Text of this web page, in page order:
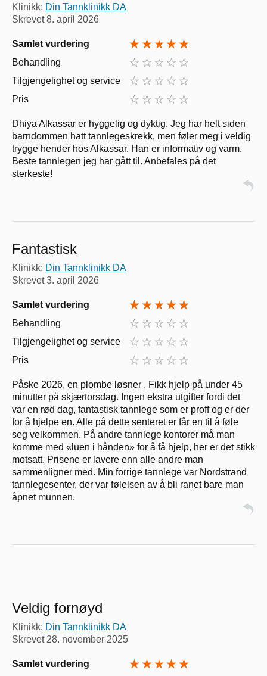
Klinikk: Din Tannklinikk DA
Skrevet8. april 2026
Samlet vurdering
Behandling
Tilgjengelighet og service
Pris
Dhiya Alkassar er hyggelig og dyktig. Jeg har helt siden
barndommen hatt tannlegeskrekk, men føler meg i veldig
trygge hender hos Alkassar. Han er informativ og varm.
Beste tannlegen jeg har gått til. Anbefales på det
sterkeste!
Fantastisk
Klinikk: Din Tannklinikk DA
Skrevet3. april 2026
Samlet vurdering
Behandling
Tilgjengelighet og service
Pris
Påske 2026, en plombe løsner . Fikk hjelp på under 45
minutter på skjærtorsdag. Ingen ekstra utgifter fordi det
var en rød dag, fantastisk tannlege som er proff og er der
for å hjelpe en. Alle på dette senteret er får en til å føle
seg velkommen. På andre tannlege kontorer må man
komme med «luen i hånden» for å få hjelp, her er det stikk
motsatt. Prisene er lavere enn alle andre man
sammenligner med. Min forrige tannlege var Nordstrand
tannlegesenter, der var følelsen av å bli ranet bare man
åpnet munnen.
Veldig fornøyd
Klinikk: Din Tannklinikk DA
Skrevet 28. november 2025
Samlet vurdering